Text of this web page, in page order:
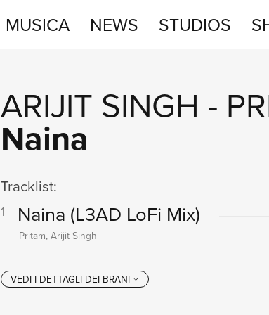
MUSICA NEWS STUDIOS
ARIJIT SINGH -
Naina
Tracklist:
1 Naina (L3AD LoFi Mix)
Pritam, Arijit Singh
SHOP